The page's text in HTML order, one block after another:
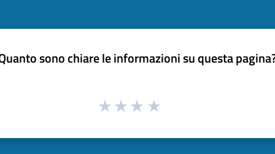
sono chiare le informazioni su questa